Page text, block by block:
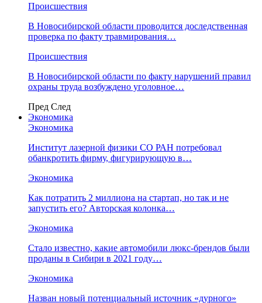
Происшествия
В Новосибирской области проводится доследственная
проверка по факту травмирования…
Происшествия
В Новосибирской области по факту нарушений правил
охраны труда возбуждено уголовное…
Пред След
Экономика
Экономика
Институт лазерной физики СО РАН потребовал
обанкротить фирму, фигурирующую в…
Экономика
Как потратить 2 миллиона на стартап, но так и не
запустить его? Авторская колонка…
Экономика
Стало известно, какие автомобили люкс-брендов были
проданы в Сибири в 2021 году…
Экономика
Назван новый потенциальный источник «дурного»